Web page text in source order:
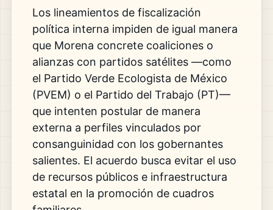
Los lineamientos de fiscalización
política interna impiden de igual manera
que Morena concrete coaliciones o
alianzas con partidos satélites —como
el Partido Verde Ecologista de México
(PVEM) o el Partido del Trabajo (PT)—
que intenten postular de manera
externa a perfiles vinculados por
consanguinidad con los gobernantes
salientes. El acuerdo busca evitar el uso
de recursos públicos e infraestructura
estatal en la promoción de cuadros